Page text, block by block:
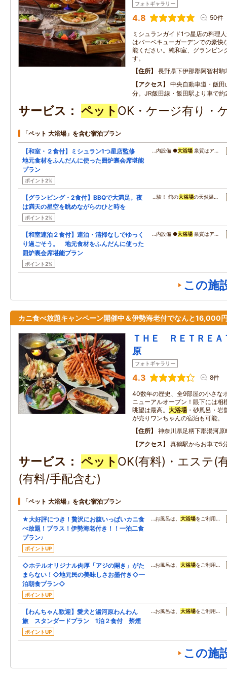
フォトギャラリー
4.8 50件
ミシュランガイド1つ星店の料理
はバーベキューガーデンでの豪快
能ください。純和室、グランピン
す。
住所
長野県下伊那郡阿智村駒
アクセス
中央自動車道・飯
分。JR飯田線・飯田駅より車で約
サービス ペット OK・ケージ有り・
「ペット 大浴場」を含む宿泊プラン
【和室・２食付】ミシュラン1つ星店監修
地元食材をふんだんに使った囲炉裏会席堪能
プラン
ポイント2%
…内設備 ●大浴場 泉質はア…
【グランピング・2食付】BBQで大満足。夜
は満天の星空を眺めながらのひと時を
ポイント2%
…験！ 館の大浴場の天然温…
【和室連泊２食付】連泊・清掃なしでゆっく
り過ごそう。 地元食材をふんだんに使った
囲炉裏会席堪能プラン
ポイント2%
…内設備 ●大浴場 泉質はア…
この施
カニ食べ放題キャンペーン開催中＆伊勢海老付でなんと16,000
ＴＨＥ ＲＥＴＲＥ
原
フォトギャラリー
4.3 8件
40数年の歴史、全9部屋の小さな
ニューアルオープン！眼下には相
眺望は最高。 大浴場 ・砂風呂・
が売りワンちゃんの宿泊も可能。
住所
神奈川県足柄下郡湯河
アクセス
真鶴駅からお車で5
サービス ペット OK(有料)・エステ(
(有料/手配含む)
「ペット 大浴場」を含む宿泊プラン
★大好評につき！贅沢にお腹いっぱいカニ食
べ放題！プラス！伊勢海老付き！！一泊二食
プラン♪
ポイントUP
…お風呂は、 大浴場をご利用…
◇ホテルオリジナル肉厚「アジの開き」がた
まらない！◇地元民の美味しさお墨付き◇一
泊朝食プラン◇
ポイントUP
…お風呂は、 大浴場をご利用…
【わんちゃん歓迎】愛犬と湯河原わんわん
旅 スタンダードプラン 1泊２食付 禁煙
ポイントUP
…お風呂は、 大浴場をご利用…
この施